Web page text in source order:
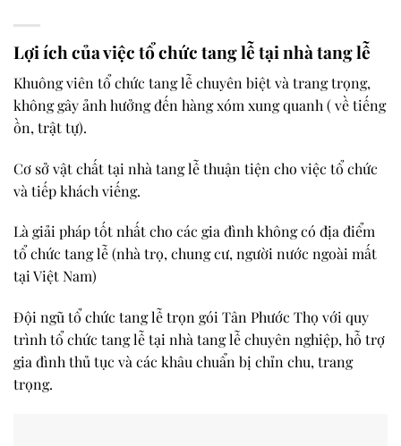
Lợi ích của việc tổ chức tang lễ tại nhà tang lễ
Khuông viên tổ chức tang lễ chuyên biệt và trang trọng,
không gây ảnh hưởng đến hàng xóm xung quanh ( về tiếng
ồn, trật tự).
Cơ sở vật chất tại nhà tang lễ thuận tiện cho việc tổ chức
và tiếp khách viếng.
Là giải pháp tốt nhất cho các gia đình không có địa điểm
tổ chức tang lễ (nhà trọ, chung cư, người nước ngoài mất
tại Việt Nam)
Đội ngũ tổ chức tang lễ trọn gói Tân Phước Thọ với quy
trình tổ chức tang lễ tại nhà tang lễ chuyên nghiệp, hỗ trợ
gia đình thủ tục và các khâu chuẩn bị chỉn chu, trang
trọng.